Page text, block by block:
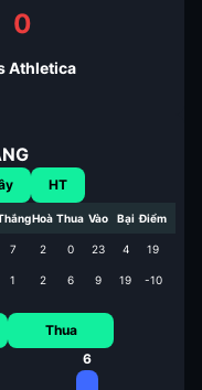
0
Athletica
HT
Hoà Thua Vào Bại Điểm
7 2 0 23 4 19
1 2 6 9 19 -10
Thua
6